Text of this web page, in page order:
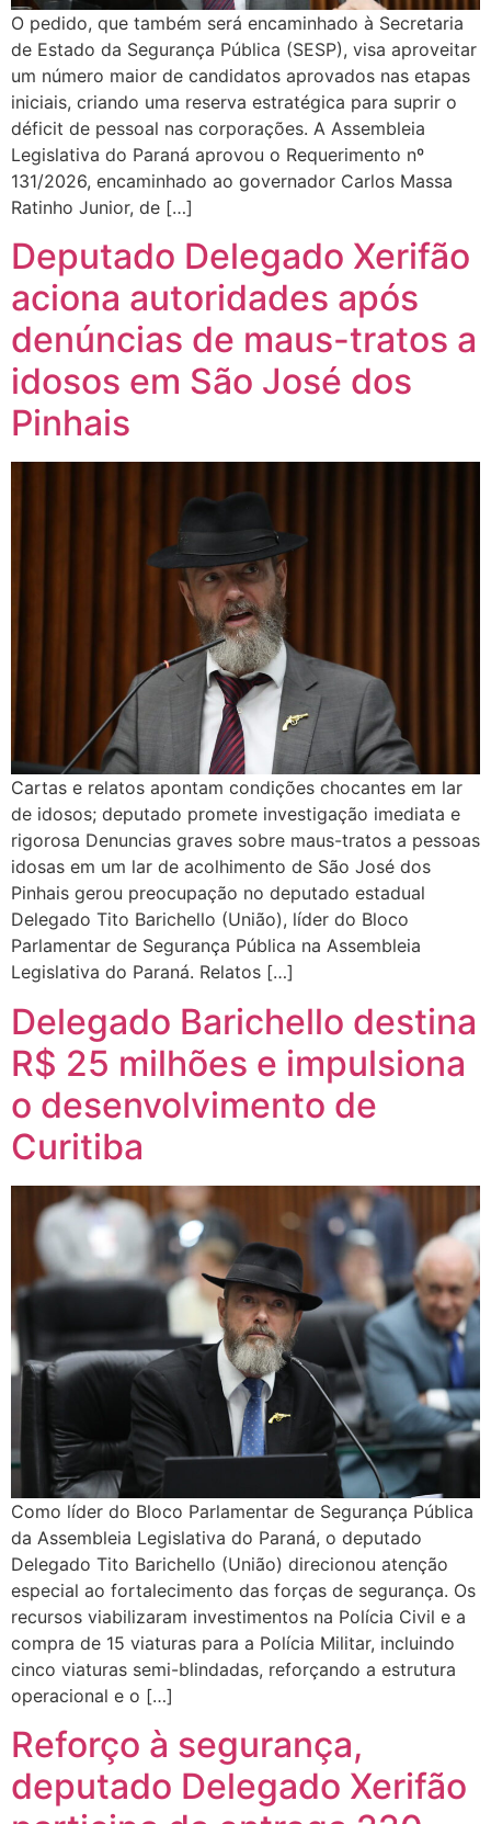
O pedido, que também será encaminhado à Secretaria
de Estado da Segurança Pública (SESP), visa aproveitar
um número maior de candidatos aprovados nas etapas
iniciais, criando uma reserva estratégica para suprir o
déficit de pessoal nas corporações. A Assembleia
Legislativa do Paraná aprovou o Requerimento nº
131/2026, encaminhado ao governador Carlos Massa
Ratinho Junior, de […]
Deputado Delegado Xerifão
aciona autoridades após
denúncias de maus-tratos a
idosos em São José dos
Pinhais
Cartas e relatos apontam condições chocantes em lar
de idosos; deputado promete investigação imediata e
rigorosa Denuncias graves sobre maus-tratos a pessoas
idosas em um lar de acolhimento de São José dos
Pinhais gerou preocupação no deputado estadual
Delegado Tito Barichello (União), líder do Bloco
Parlamentar de Segurança Pública na Assembleia
Legislativa do Paraná. Relatos […]
Delegado Barichello destina
R$ 25 milhões e impulsiona
o desenvolvimento de
Curitiba
Como líder do Bloco Parlamentar de Segurança Pública
da Assembleia Legislativa do Paraná, o deputado
Delegado Tito Barichello (União) direcionou atenção
especial ao fortalecimento das forças de segurança. Os
recursos viabilizaram investimentos na Polícia Civil e a
compra de 15 viaturas para a Polícia Militar, incluindo
cinco viaturas semi-blindadas, reforçando a estrutura
operacional e o […]
Reforço à segurança,
deputado Delegado Xerifão